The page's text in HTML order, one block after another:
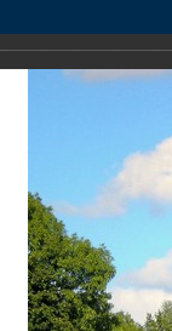
Город ›
и
и